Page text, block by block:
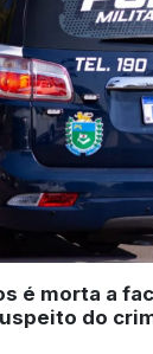
é morta a
do